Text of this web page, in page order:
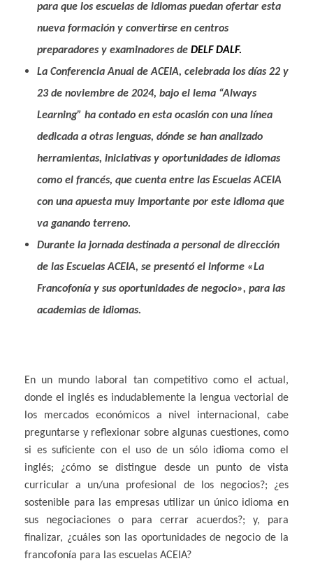
para que los escuelas de idiomas puedan ofertar esta
nueva formación y convertirse en centros
preparadores y examinadores de DELF DALF.
La Conferencia Anual de ACEIA, celebrada los días 22 y
23 de noviembre de 2024, bajo el lema “Always
Learning” ha contado en esta ocasión con una línea
dedicada a otras lenguas, dónde se han analizado
herramientas, iniciativas y oportunidades de idiomas
como el francés, que cuenta entre las Escuelas ACEIA
con una apuesta muy importante por este idioma que
va ganando terreno.
Durante la jornada destinada a personal de dirección
de las Escuelas ACEIA, se presentó el informe «La
Francofonía y sus oportunidades de negocio», para las
academias de idiomas.
En un mundo laboral tan competitivo como el actual,
donde el inglés es indudablemente la lengua vectorial de
los mercados económicos a nivel internacional, cabe
preguntarse y reflexionar sobre algunas cuestiones, como
si es suficiente con el uso de un sólo idioma como el
inglés; ¿cómo se distingue desde un punto de vista
curricular a un/una profesional de los negocios?; ¿es
sostenible para las empresas utilizar un único idioma en
sus negociaciones o para cerrar acuerdos?; y, para
finalizar, ¿cuáles son las oportunidades de negocio de la
francofonía para las escuelas ACEIA?